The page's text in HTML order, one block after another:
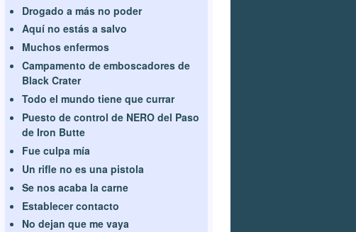
Drogado a más no poder
Aquí no estás a salvo
Muchos enfermos
Campamento de emboscadores de
Black Crater
Todo el mundo tiene que currar
Puesto de control de NERO del Paso
de Iron Butte
Fue culpa mía
Un rifle no es una pistola
Se nos acaba la carne
Establecer contacto
No dejan que me vaya